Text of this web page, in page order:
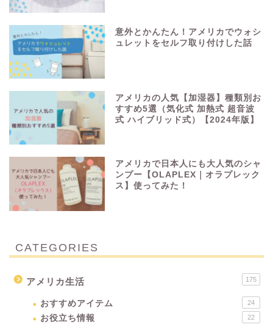
意外とかんたん！アメリカでウォシ
ュレットをセルフ取り付けした話
アメリカの人気【加湿器】種類別お
すすめ5選（気化式 加熱式 超音波
式 ハイブリッド式）【2024年版】
アメリカで日本人にも大人気のシャ
ンプー【OLAPLEX｜オラプレック
ス】使ってみた！
CATEGORIES
アメリカ生活 175
おすすめアイテム 24
お役立ち情報 22